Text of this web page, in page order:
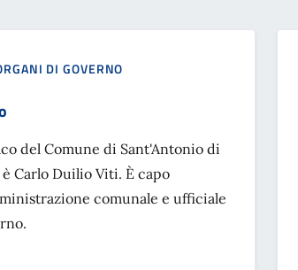
DI GOVERNO
del Comune di Sant'Antonio di
Carlo Duilio Viti. È capo
comunale e ufficiale